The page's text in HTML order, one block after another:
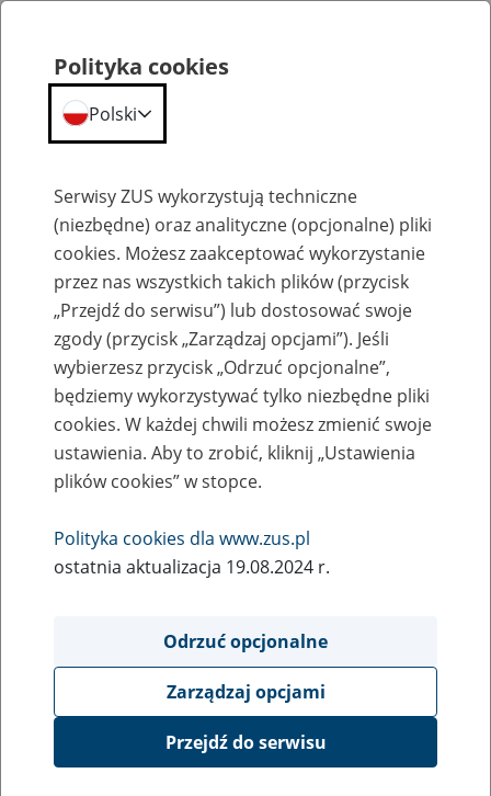
Szkolenia
Zaproś ZUS do siebie - zakładanie profili
eZUS w siedzibie Twojej firmy
Rodzaj wydarzenia
Szkolenia
Obszar merytoryczny
obsługa klientów
Opis wydarzenia
Platforma Usług Elektronicznych ZUS eZUS
Polityka cookies
Polski
Serwisy ZUS wykorzystują techniczne
(niezbędne) oraz analityczne (opcjonalne) pliki
cookies. Możesz zaakceptować wykorzystanie
przez nas wszystkich takich plików (przycisk
„Przejdź do serwisu”) lub dostosować swoje
zgody (przycisk „Zarządzaj opcjami”). Jeśli
wybierzesz przycisk „Odrzuć opcjonalne”,
będziemy wykorzystywać tylko niezbędne pliki
cookies. W każdej chwili możesz zmienić swoje
ustawienia. Aby to zrobić, kliknij „Ustawienia
plików cookies” w stopce.
Polityka cookies dla www.zus.pl
ostatnia aktualizacja 19.08.2024 r.
Odrzuć opcjonalne
Zarządzaj opcjami
Przejdź do serwisu